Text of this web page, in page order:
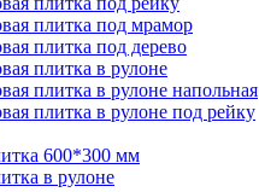
плитка под мрамор
плитка под дерево
плитка в рулоне
плитка в рулоне напольная
плитка в рулоне под рейку
600*300 мм
в рулоне